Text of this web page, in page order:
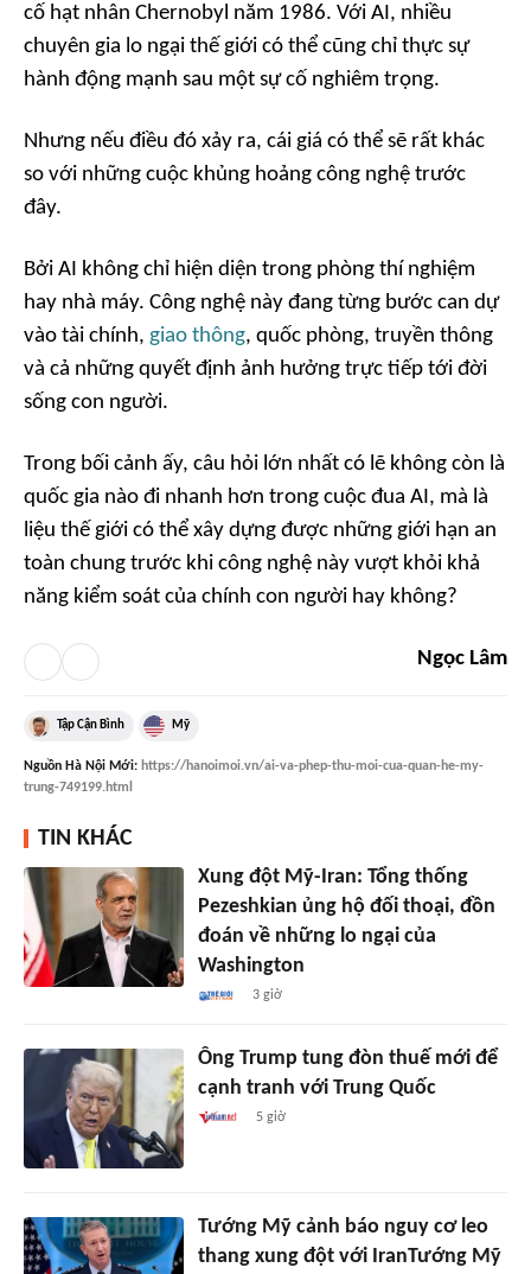
cố hạt nhân Chernobyl năm 1986. Với AI, nhiều
chuyên gia lo ngại thế giới có thể cũng chỉ thực sự
hành động mạnh sau một sự cố nghiêm trọng.
Nhưng nếu điều đó xảy ra, cái giá có thể sẽ rất khác
so với những cuộc khủng hoảng công nghệ trước
đây.
Bởi AI không chỉ hiện diện trong phòng thí nghiệm
hay nhà máy. Công nghệ này đang từng bước can dự
vào tài chính, giao thông, quốc phòng, truyền thông
và cả những quyết định ảnh hưởng trực tiếp tới đời
sống con người.
Trong bối cảnh ấy, câu hỏi lớn nhất có lẽ không còn là
quốc gia nào đi nhanh hơn trong cuộc đua AI, mà là
liệu thế giới có thể xây dựng được những giới hạn an
toàn chung trước khi công nghệ này vượt khỏi khả
năng kiểm soát của chính con người hay không?
Ngọc Lâm
Tập Cận Bình Mỹ
Nguồn Hà Nội Mới: https://hanoimoi.vn/ai-va-phep-thu-moi-cua-quan-he-my-
trung-749199.html
TIN KHÁC
Xung đột Mỹ-Iran: Tổng thống
Pezeshkian ủng hộ đối thoại, đồn
đoán về những lo ngại của
Washington
3 giờ
Ông Trump tung đòn thuế mới để
cạnh tranh với Trung Quốc
5 giờ
Tướng Mỹ cảnh báo nguy cơ leo
thang xung đột với IranTướng Mỹ